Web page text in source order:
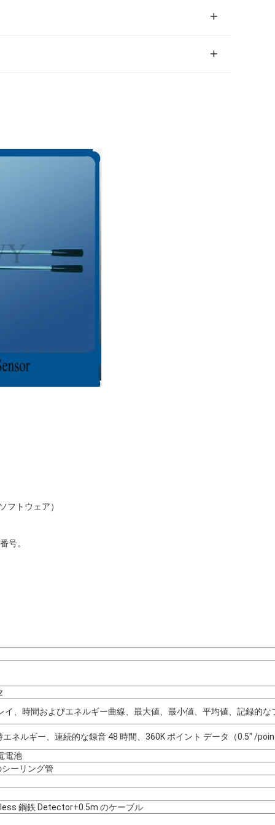
フトウェア）
号。
イ、時間およびエネルギー曲線、最大値、最小値、平均値、記録的
ネルギー、連続的な録音 48 時間、360K ポイント データ（0.5" /
電池
ーリング管
鋼鉄 Detector+0.5m のケーブル